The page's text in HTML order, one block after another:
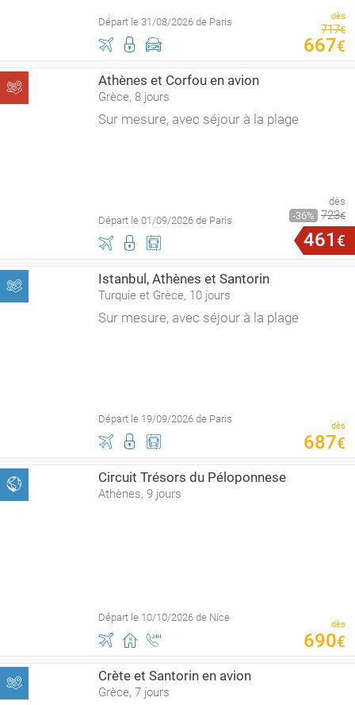
Départ le 31/08/2026 de Paris dès
717€
667€
Athènes et Corfou en avion
Grèce, 8 jours
Sur mesure, avec séjour à la plage
Départ le 01/09/2026 de Paris
dès
36
723€
461 €
Istanbul, Athènes et Santorin
Turquie et Grèce, 10 jours
Sur mesure, avec séjour à la plage
Départ le 19/09/2026 de Paris
dès
687€
Circuit Trésors du Péloponnese
Athènes, 9 jours
Départ le 10/10/2026 de Nice
dès
690€
Crète et Santorin en avion
Grèce, 7 jours